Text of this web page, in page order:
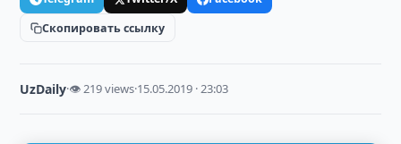
Скопировать ссылку
UzDaily·👁 219 views·15.05.2019 · 23:03